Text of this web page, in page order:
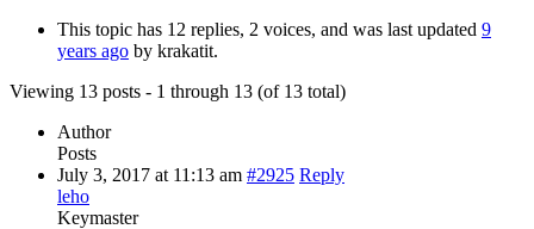
This topic has 12 replies, 2 voices, and was last updated 9
years ago by krakatit.
Viewing 13 posts - 1 through 13 (of 13 total)
Author
Posts
July 3, 2017 at 11:13 am #2925 Reply
leho
Keymaster